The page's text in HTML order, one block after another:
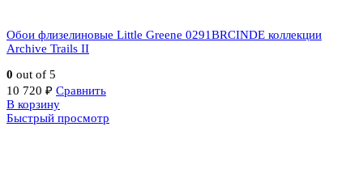
Обои флизелиновые Little Greene 0291BRCINDE коллекции
Archive Trails II
0 out of 5
10 720 ₽ Сравнить
В корзину
Быстрый просмотр